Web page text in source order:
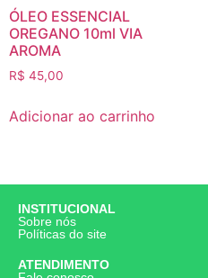
ÓLEO ESSENCIAL
OREGANO 10ml VIA
AROMA
R$ 45,00
Adicionar ao carrinho
INSTITUCIONAL
Sobre nós
Políticas do site
ATENDIMENTO